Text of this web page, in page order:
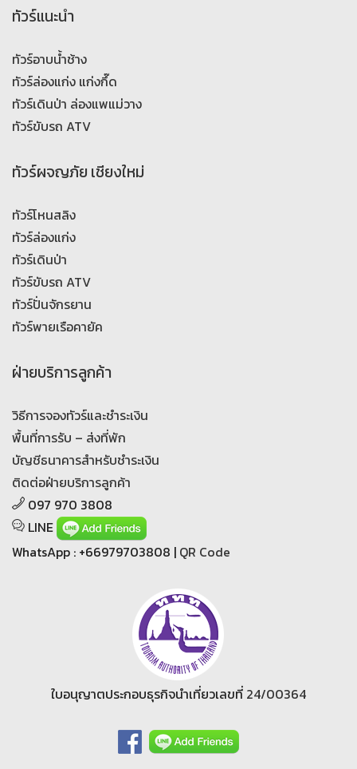
ทัวร์แนะนำ
ทัวร์อาบน้ำช้าง
ทัวร์ล่องแก่ง แก่งกึ๊ด
ทัวร์เดินป่า ล่องแพแม่วาง
ทัวร์ขับรถ ATV
ทัวร์ผจญภัย เชียงใหม่
ทัวร์โหนสลิง
ทัวร์ล่องแก่ง
ทัวร์เดินป่า
ทัวร์ขับรถ ATV
ทัวร์ปั่นจักรยาน
ทัวร์พายเรือคายัค
ฝ่ายบริการลูกค้า
วิธีการจองทัวร์และชำระเงิน
พื้นที่การรับ – ส่งที่พัก
บัญชีธนาคารสำหรับชำระเงิน
ติดต่อฝ่ายบริการลูกค้า
097 970 3808
LINE
WhatsApp : +66979703808 | QR Code
ใบอนุญาตประกอบธุรกิจนำเที่ยวเลขที่ 24/00364